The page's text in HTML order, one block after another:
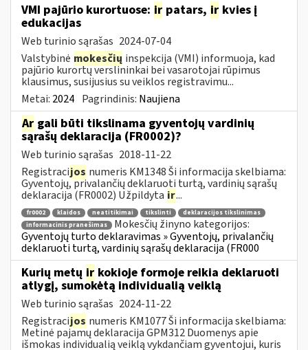
VMI pajūrio kurortuose: ir patars, ir kvies į
edukacijas
Web turinio sąrašas 2024-07-04
Valstybinė mokesčių inspekcija (VMI) informuoja, kad
pajūrio kurortų verslininkai bei vasarotojai rūpimus
klausimus, susijusius su veiklos registravimu...
Metai: 2024 Pagrindinis: Naujiena
Ar gali būti tikslinama gyventojų vardinių
sąrašų deklaracija (FR0002)?
Web turinio sąrašas 2018-11-22
Registracijos numeris KM1348 Ši informacija skelbiama:
Gyventojų, privalančių deklaruoti turtą, vardinių sąrašų
deklaracija (FR0002) Užpildyta ir...
fr0002 klaidos neatitikimai tikslinti
deklaracijos tikslinimas
informacinis pranešimas
Mokesčių žinyno kategorijos:
Gyventojų turto deklaravimas » Gyventojų, privalančių
deklaruoti turtą, vardinių sąrašų deklaracija (FR000
Kurių metų ir kokioje formoje reikia deklaruoti
atlygį, sumokėtą individualią veiklą
Web turinio sąrašas 2024-11-22
Registracijos numeris KM1077 Ši informacija skelbiama:
Metinė pajamų deklaracija GPM312 Duomenys apie
išmokas individualią veiklą vykdančiam gyventojui, kuris